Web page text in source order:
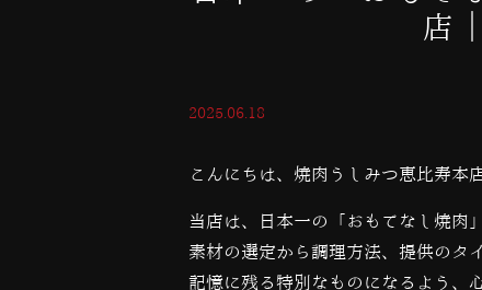
店
2025.06.18
こんにちは、焼肉うしみつ恵比寿本
当店は、日本一の「おもてなし焼肉
素材の選定から調理方法、提供のタ
記憶に残る特別なものになるよう、